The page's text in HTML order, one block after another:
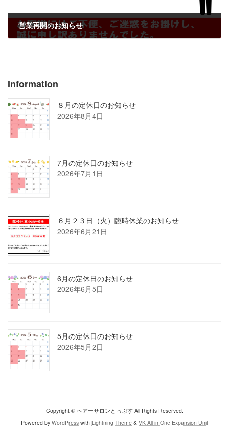
営業再開のお知らせ
Information
８月の定休日のお知らせ
2026年8月4日
7月の定休日のお知らせ
2026年7月1日
６月２３日（火）臨時休業のお知らせ
2026年6月21日
6月の定休日のお知らせ
2026年6月5日
5月の定休日のお知らせ
2026年5月2日
Copyright © ヘアーサロンとっぷす All Rights Reserved.
Powered by WordPress with Lightning Theme & VK All in One Expansion Unit